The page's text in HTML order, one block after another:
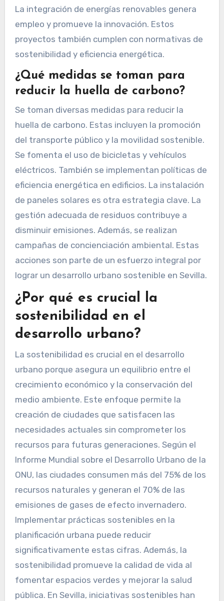
La integración de energías renovables genera
empleo y promueve la innovación. Estos
proyectos también cumplen con normativas de
sostenibilidad y eficiencia energética.
¿Qué medidas se toman para
reducir la huella de carbono?
Se toman diversas medidas para reducir la
huella de carbono. Estas incluyen la promoción
del transporte público y la movilidad sostenible.
Se fomenta el uso de bicicletas y vehículos
eléctricos. También se implementan políticas de
eficiencia energética en edificios. La instalación
de paneles solares es otra estrategia clave. La
gestión adecuada de residuos contribuye a
disminuir emisiones. Además, se realizan
campañas de concienciación ambiental. Estas
acciones son parte de un esfuerzo integral por
lograr un desarrollo urbano sostenible en Sevilla.
¿Por qué es crucial la
sostenibilidad en el
desarrollo urbano?
La sostenibilidad es crucial en el desarrollo
urbano porque asegura un equilibrio entre el
crecimiento económico y la conservación del
medio ambiente. Este enfoque permite la
creación de ciudades que satisfacen las
necesidades actuales sin comprometer los
recursos para futuras generaciones. Según el
Informe Mundial sobre el Desarrollo Urbano de la
ONU, las ciudades consumen más del 75% de los
recursos naturales y generan el 70% de las
emisiones de gases de efecto invernadero.
Implementar prácticas sostenibles en la
planificación urbana puede reducir
significativamente estas cifras. Además, la
sostenibilidad promueve la calidad de vida al
fomentar espacios verdes y mejorar la salud
pública. En Sevilla, iniciativas sostenibles han